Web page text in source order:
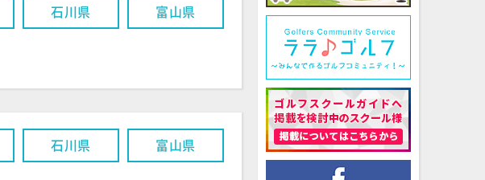
石川県 富山県
石川県 富山県